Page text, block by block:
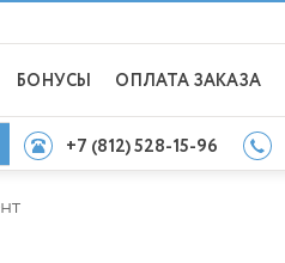
БОНУСЫ ОПЛАТА ЗАКАЗА
+7 (812) 528-15-96